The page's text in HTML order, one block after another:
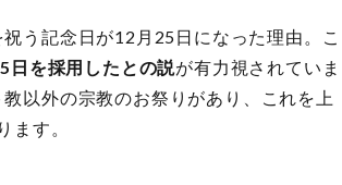
う記念日が12月25日になった理由。こ
日を採用したとの説が有力視されていま
以外の宗教のお祭りがあり、これを上
す。